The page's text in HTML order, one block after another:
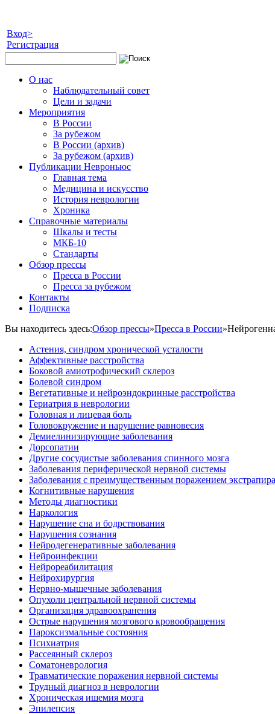
Вход>
Регистрация
О нас
Наблюдательный совет
Цели и задачи
Мероприятия
В России
За рубежом
В России (архив)
За рубежом (архив)
Публикации Невроньюс
Главная тема
Медицина и искусство
История неврологии
Хроника
Справочные материалы
Шкалы и тесты
МКБ-10
Стандарты
Обзор прессы
Пресса в России
Пресса за рубежом
Контакты
Подписка
Вы находитесь здесь:Обзор прессы»Пресса в России»
Астения, синдром хронической усталости
Аффективные расстройства
Боковой амиотрофический склероз
Болевой синдром
Вегетативные и нейроэндокринные расстройства
Гериатрия в неврологии
Головная и лицевая боль
Головокружение и нарушение равновесия
Демиелинизирующие заболевания
Дорсопатии
Другие сосудистые заболевания спинного мозга
Заболевания периферической нервной системы
Заболевания с преимущественным поражением
Когнитивные нарушения
Методы диагностики
Наркология
Нарушение сна и бодрствования
Нарушения сознания
Нейродегенеративные заболевания
Нейроинфекции
Нейрореабилитация
Нейрохирургия
Нервно-мышечные заболевания
Опухоли центральной нервной системы
Организация здравоохранения
Острые нарушения мозгового кровообращения
Пароксизмальные состояния
Психиатрия
Рассеянный склероз
Соматоневрология
Травматические поражения нервной системы
Трудный диагноз в неврологии
Хроническая ишемия мозга
Эпилепсия